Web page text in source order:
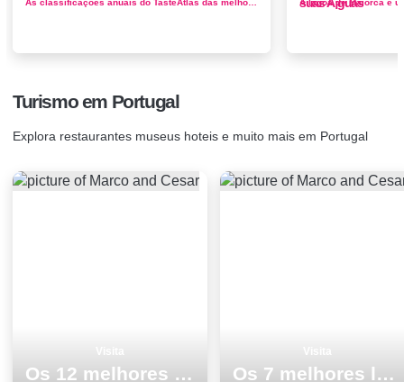
As classificações anuais do TasteAtlas das melhores cozinhas, pratos, cidades gastronômicas, produtos alimentícios e ingred...
suas Ã¡guas
Turismo em Portugal
Explora restaurantes museus hoteis e muito mais em Portugal
Os 12 melhores sitios para visitar em Praias Os 7 melhores locais para visitar em Faro